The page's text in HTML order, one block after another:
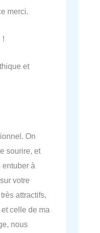
merci.
!
et
On
sourire, et
entuber à
votre
attractifs,
celle de ma
nous